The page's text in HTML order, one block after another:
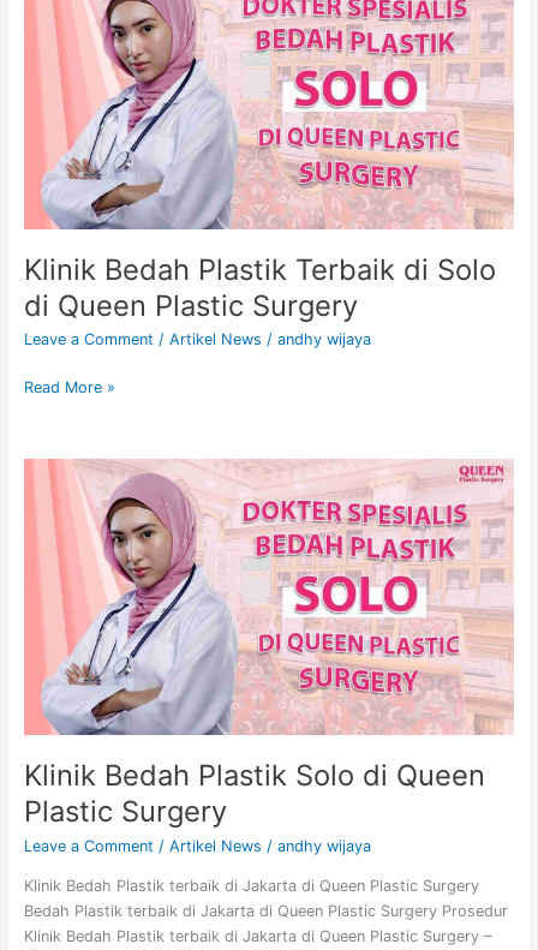
Klinik Bedah Plastik Terbaik di Solo
di Queen Plastic Surgery
Leave a Comment / Artikel News / andhy wijaya
Plastik
Terbaik
Queen
Plastic
Surgery
Read More »
Klinik Bedah Plastik Solo di Queen
Plastic Surgery
Leave a Comment / Artikel News / andhy wijaya
Klinik Bedah Plastik terbaik di Jakarta di Queen Plastic Surgery
Bedah Plastik terbaik di Jakarta di Queen Plastic Surgery Prosedur
Klinik Bedah Plastik terbaik di Jakarta di Queen Plastic Surgery –
Klinik
Bedah
Queen
Plastic
Surgery